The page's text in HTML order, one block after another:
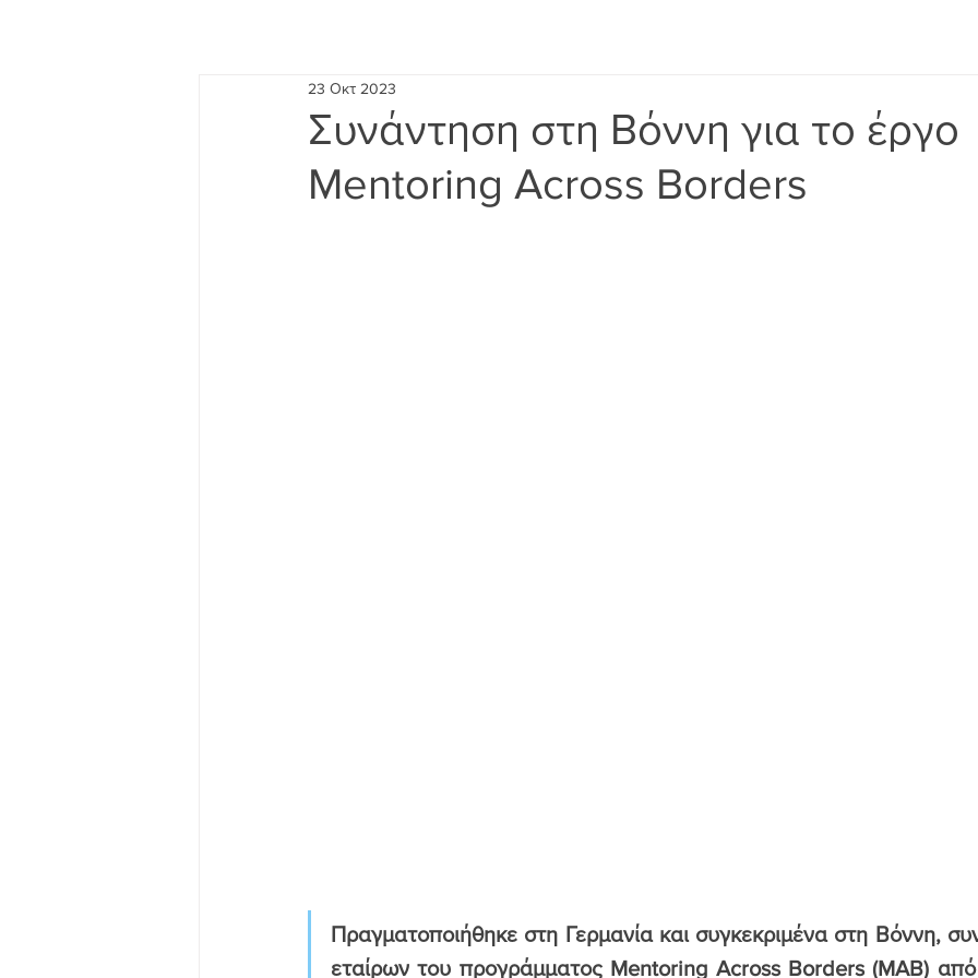
Συνάντηση στη Βόννη για το έργο
Mentoring Across Borders
23 Οκτ 2023
Πραγματοποιήθηκε στη Γερμανία και συγκεκριμένα στη Βόννη,
εταίρων του προγράμματος Mentoring Across Borders (MAB) από